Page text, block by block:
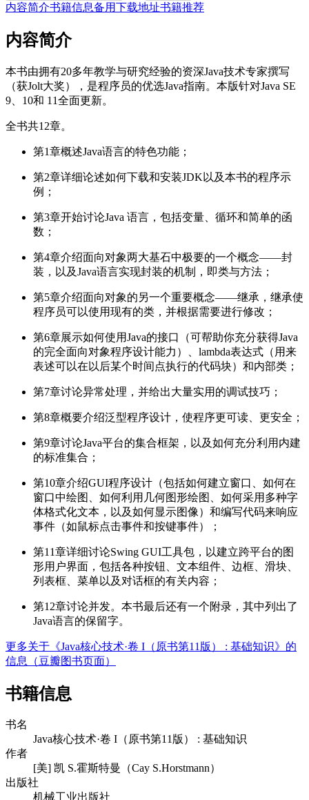
内容简介书籍信息备用下载地址书籍推荐
内容简介
本书由拥有20多年教学与研究经验的资深Java技术专家撰写
（获Jolt大奖），是程序员的优选Java指南。本版针对Java SE
9、10和 11全面更新。
全书共12章。
第1章概述Java语言的特色功能；
第2章详细论述如何下载和安装JDK以及本书的程序示
例；
第3章开始讨论Java 语言，包括变量、循环和简单的函
数；
第4章介绍面向对象两大基石中极要的一个概念——封
装，以及Java语言实现封装的机制，即类与方法；
第5章介绍面向对象的另一个重要概念——继承，继承使
程序员可以使用现有的类，并根据需要进行修改；
第6章展示如何使用Java的接口（可帮助你充分获得Java
的完全面向对象程序设计能力）、lambda表达式（用来
表述可以在以后某个时间点执行的代码块）和内部类；
第7章讨论异常处理，并给出大量实用的调试技巧；
第8章概要介绍泛型程序设计，使程序更可读、更安全；
第9章讨论Java平台的集合框架，以及如何充分利用内建
的标准集合；
第10章介绍GUI程序设计（包括如何建立窗口、如何在
窗口中绘图、如何利用几何图形绘图、如何采用多种字
体格式化文本，以及如何显示图像）和编写代码来响应
事件（如鼠标点击事件和按键事件）；
第11章详细讨论Swing GUI工具包，以建立跨平台的图
形用户界面，包括各种按钮、文本组件、边框、滑块、
列表框、菜单以及对话框的有关内容；
第12章讨论并发。本书最后还有一个附录，其中列出了
Java语言的保留字。
更多关于《Java核心技术·卷 I（原书第11版） : 基础知识》的
信息（豆瓣图书页面）
书籍信息
书名
Java核心技术·卷 I（原书第11版） : 基础知识
作者
[美] 凯 S.霍斯特曼（Cay S.Horstmann）
出版社
机械工业出版社